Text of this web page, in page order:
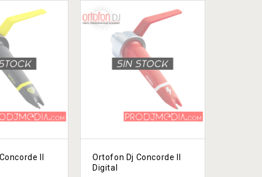
II
Ortofon Dj Concorde II
Digital